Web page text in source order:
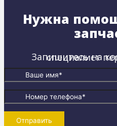
Нужна
Запишитесь на консультацию.
Отправить